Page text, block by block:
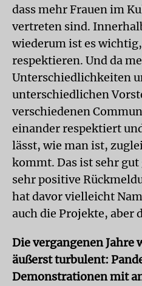
dass mehr Frauen im
vertreten sind.
wiederum ist es
respektieren. Und da
Unterschiedlichkeiten
unterschiedlichen
verschiedenen
einander respektiert
lässt, wie man ist,
kommt. Das ist sehr
sehr positive
hat davor vielleicht
auch die Projekte, aber
Die vergangenen Jahre
äußerst turbulent:
Demonstrationen mit